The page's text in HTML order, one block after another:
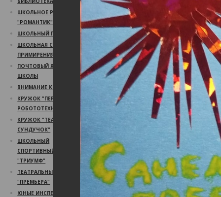
ШКОЛЬНОЕ РАДИО
"РОМАНТИК"
ШКОЛЬНЫЙ ПСИХОЛОГ
ШКОЛЬНАЯ СЛУЖБА
ПРИМИРЕНИЯ
ПОЧТОВЫЙ ЯЩИК
ШКОЛЫ
ВНИМАНИЕ КОНКУРС!
КРУЖОК "ПЕРВЫЙ ШАГ В
РОБОТОТЕХНИКУ"
КРУЖОК "ТЕАТРАЛЬНЫЙ
СУНДУЧОК"
ШКОЛЬНЫЙ
СПОРТИВНЫЙ КЛУБ
"ТРИУМФ"
ТЕАТРАЛЬНЫЙ КРУЖОК
"ПРЕМЬЕРА"
ЮНЫЕ ИНСПЕКТОРА